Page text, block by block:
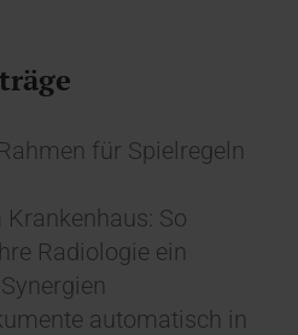
für Spielregeln
Krankenhaus: So
Radiologie ein
automatisch in